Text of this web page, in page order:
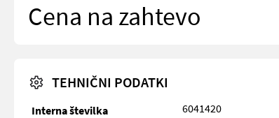
Cena na zahtevo
TEHNIČNI PODATKI
Interna številka 6041420